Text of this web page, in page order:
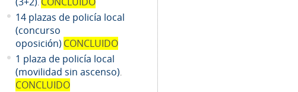
.
14 plazas de policía local
(concurso
oposición) CONCLUIDO
1 plaza de policía local
(movilidad sin ascenso).
CONCLUIDO